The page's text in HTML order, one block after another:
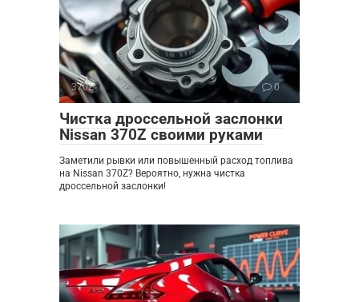
370Z 0
Чистка дроссельной заслонки
Nissan 370Z своими руками
Заметили рывки или повышенный расход топлива
на Nissan 370Z? Вероятно, нужна чистка
дроссельной заслонки!